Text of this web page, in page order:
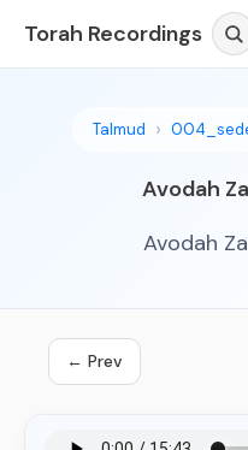
Torah Recordings
Talmud
Avodah
Avodah
← Prev